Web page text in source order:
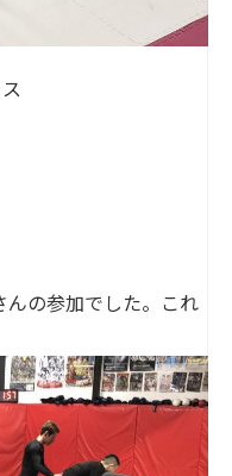
の参加でした。これ